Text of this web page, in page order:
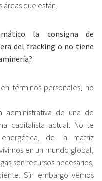
áreas que están.
la consigna de
del fracking o no tiene
términos personales, no
administrativa de una de
capitalista actual. No te
de la matriz
en un mundo global,
son recursos necesarios,
Sin embargo vemos